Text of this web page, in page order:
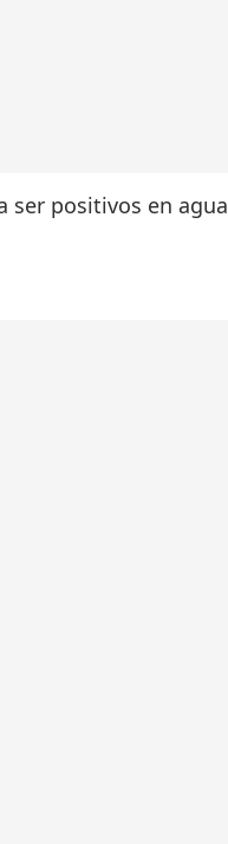
ser positivos en agua